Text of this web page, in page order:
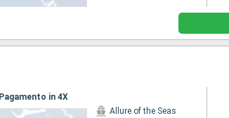
Pagamento in 4X
Allure of the Seas